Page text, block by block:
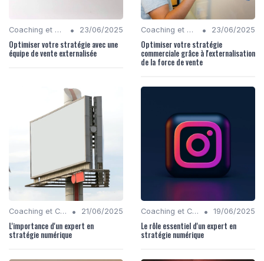
Coaching et Conseil en Stratégie Numérique • 23/06/2025
Optimiser votre stratégie avec une
équipe de vente externalisée
Coaching et Conseil en Stratégie Numérique • 23/06/2025
Optimiser votre stratégie
commerciale grâce à l'externalisation
de la force de vente
Coaching et Conseil en Stratégie Numérique • 21/06/2025
L'importance d'un expert en
stratégie numérique
Coaching et Conseil en Stratégie Numérique • 19/06/2025
Le rôle essentiel d'un expert en
stratégie numérique